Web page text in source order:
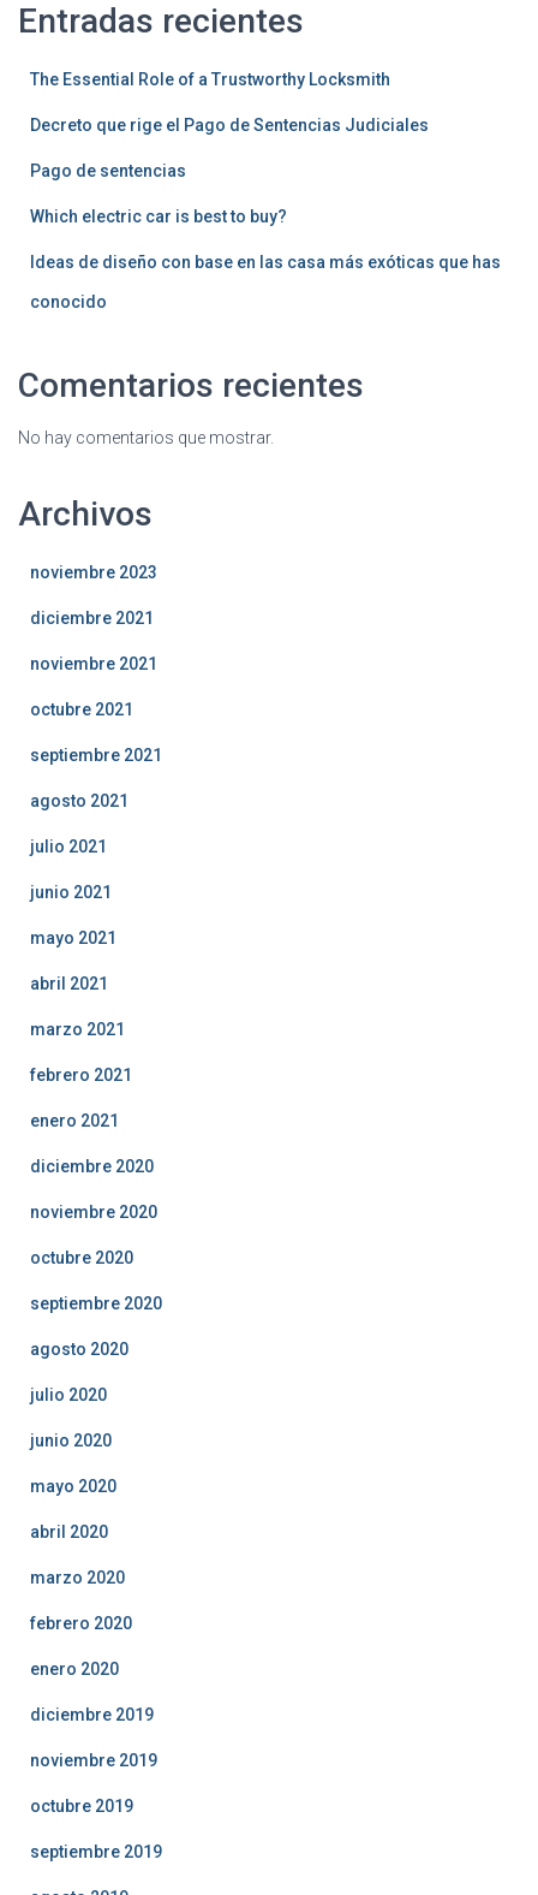
Entradas recientes
The Essential Role of a Trustworthy Locksmith
Decreto que rige el Pago de Sentencias Judiciales
Pago de sentencias
Which electric car is best to buy?
Ideas de diseño con base en las casa más exóticas que has
conocido
Comentarios recientes
No hay comentarios que mostrar.
Archivos
noviembre 2023
diciembre 2021
noviembre 2021
octubre 2021
septiembre 2021
agosto 2021
julio 2021
junio 2021
mayo 2021
abril 2021
marzo 2021
febrero 2021
enero 2021
diciembre 2020
noviembre 2020
octubre 2020
septiembre 2020
agosto 2020
julio 2020
junio 2020
mayo 2020
abril 2020
marzo 2020
febrero 2020
enero 2020
diciembre 2019
noviembre 2019
octubre 2019
septiembre 2019